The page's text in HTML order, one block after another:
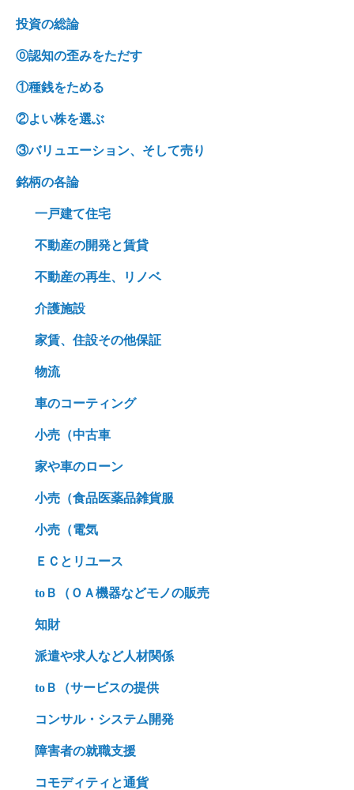
投資の総論
⓪認知の歪みをただす
①種銭をためる
②よい株を選ぶ
③バリュエーション、そして売り
銘柄の各論
一戸建て住宅
不動産の開発と賃貸
不動産の再生、リノベ
介護施設
家賃、住設その他保証
物流
車のコーティング
小売（中古車
家や車のローン
小売（食品医薬品雑貨服
小売（電気
ＥＣとリユース
toＢ（ＯＡ機器などモノの販売
知財
派遣や求人など人材関係
toＢ（サービスの提供
コンサル・システム開発
障害者の就職支援
コモディティと通貨